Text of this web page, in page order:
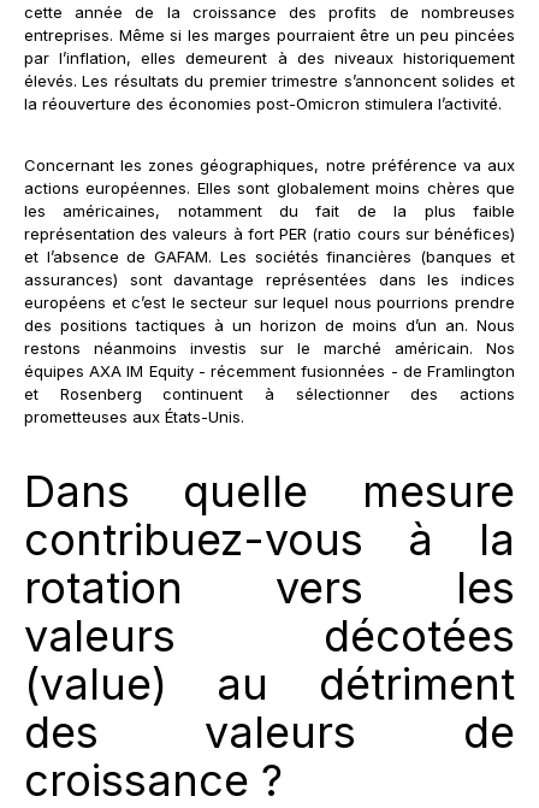
cette année de la croissance des profits de nombreuses
entreprises. Même si les marges pourraient être un peu pincées
par l’inflation, elles demeurent à des niveaux historiquement
élevés. Les résultats du premier trimestre s’annoncent solides et
la réouverture des économies post-Omicron stimulera l’activité.
Concernant les zones géographiques, notre préférence va aux
actions européennes. Elles sont globalement moins chères que
les américaines, notamment du fait de la plus faible
représentation des valeurs à fort PER (ratio cours sur bénéfices)
et l’absence de GAFAM. Les sociétés financières (banques et
assurances) sont davantage représentées dans les indices
européens et c’est le secteur sur lequel nous pourrions prendre
des positions tactiques à un horizon de moins d’un an. Nous
restons néanmoins investis sur le marché américain. Nos
équipes AXA IM Equity - récemment fusionnées - de Framlington
et Rosenberg continuent à sélectionner des actions
prometteuses aux États-Unis.
Dans quelle mesure
contribuez-vous à la
rotation vers les
valeurs décotées
(value) au détriment
des valeurs de
croissance ?